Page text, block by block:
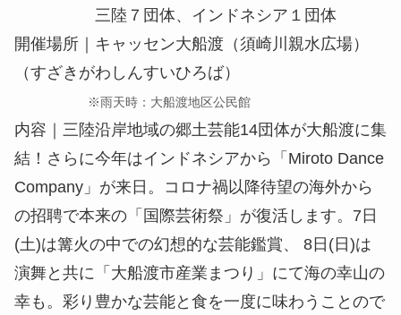
三陸７団体、インドネシア１団体
開催場所｜キャッセン⼤船渡（須崎川親⽔広場）
（すざきがわしんすいひろば）
※⾬天時：⼤船渡地区公⺠館
内容｜三陸沿岸地域の郷⼟芸能14団体が⼤船渡に集
結！さらに今年はインドネシアから「Miroto Dance
Company」が来⽇。コロナ禍以降待望の海外から
の招聘で本来の「国際芸術祭」が復活します。7⽇
(⼟)は篝⽕の中での幻想的な芸能鑑賞、 8⽇(⽇)は
演舞と共に「⼤船渡市産業まつり」にて海の幸⼭の
幸も。彩り豊かな芸能と⾷を⼀度に味わうことので